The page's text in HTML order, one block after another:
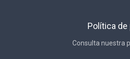
Política
Consulta nuestra